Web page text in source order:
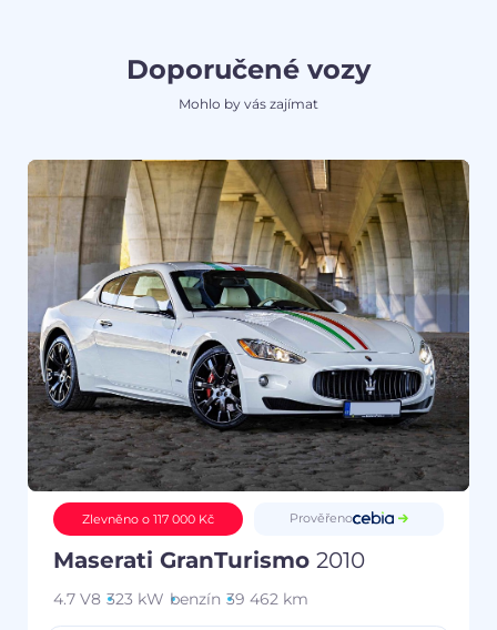
Doporučené vozy
Mohlo by vás zajímat
Zlevněno o 117 000 Kč Prověřeno
Maserati GranTurismo 2010
4.7 V8 323 kW benzín 39 462 km